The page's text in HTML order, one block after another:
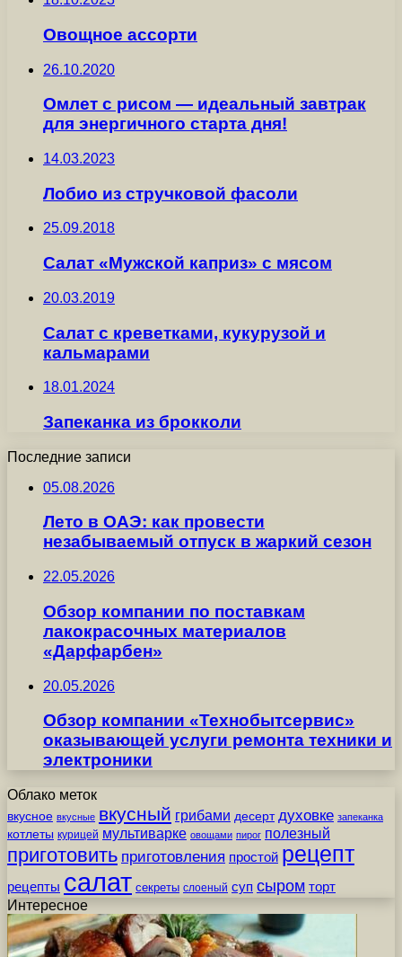
Овощное ассорти
26.10.2020
Омлет с рисом — идеальный завтрак
для энергичного старта дня!
14.03.2023
Лобио из стручковой фасоли
25.09.2018
Салат «Мужской каприз» с мясом
20.03.2019
Салат с креветками, кукурузой и
кальмарами
18.01.2024
Запеканка из брокколи
Последние записи
05.08.2026
Лето в ОАЭ: как провести
незабываемый отпуск в жаркий сезон
22.05.2026
Обзор компании по поставкам
лакокрасочных материалов
«Дарфарбен»
20.05.2026
Обзор компании «Технобытсервис»
оказывающей услуги ремонта техники и
электроники
Облако меток
вкусное вкусные вкусный грибами десерт духовке запеканка
котлеты курицей мультиварке овощами пирог полезный
приготовить приготовления простой рецепт
рецепты салат секреты слоеный суп сыром торт
Интересное